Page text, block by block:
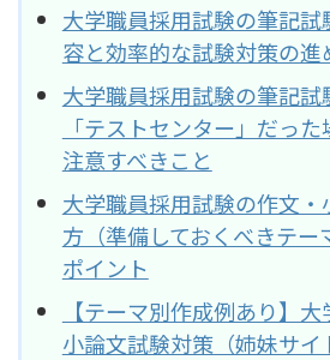
大学職員採用試験の筆記
容と効率的な試験対策の進
大学職員採用試験の筆記
「テストセンター」だっ
注意すべきこと
大学職員採用試験の作文
方（準備しておくべきテー
ポイント
【テーマ別作成例あり】
小論文試験対策（姉妹サイ